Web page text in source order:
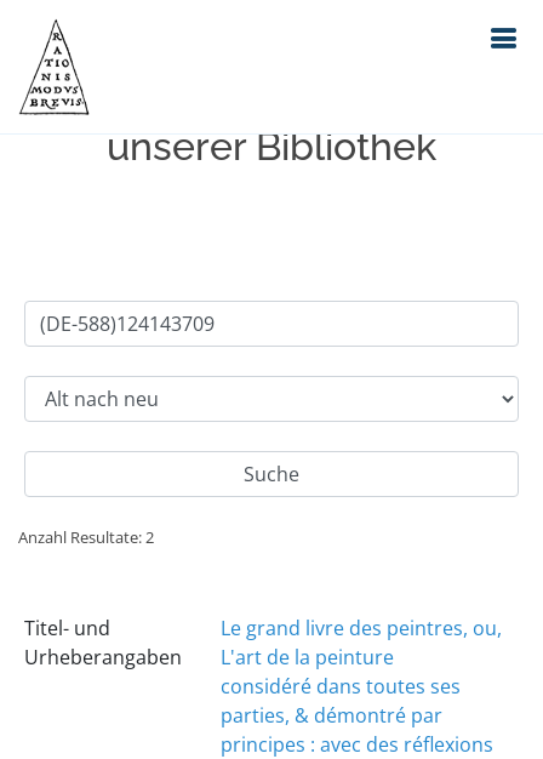
Einfache Suche im Bestand
unserer Bibliothek
Anzahl Resultate: 2
Titel- und
Urheberangaben
Le grand livre des peintres, ou,
L'art de la peinture
considéré dans toutes ses
parties, & démontré par
principes : avec des réflexions